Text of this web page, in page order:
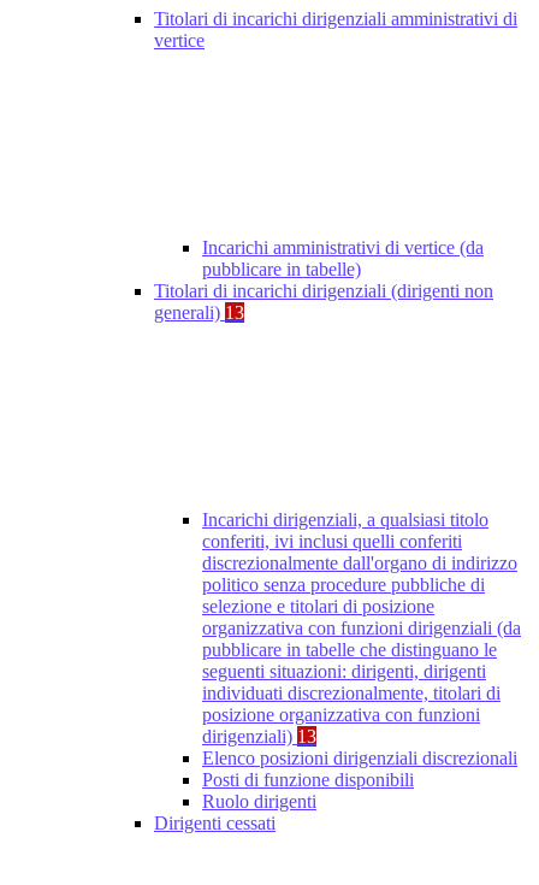
Titolari di incarichi dirigenziali amministrativi di
vertice
Incarichi amministrativi di vertice (da
pubblicare in tabelle)
Titolari di incarichi dirigenziali (dirigenti non
generali) 13
Incarichi dirigenziali, a qualsiasi titolo
conferiti, ivi inclusi quelli conferiti
discrezionalmente dall'organo di indirizzo
politico senza procedure pubbliche di
selezione e titolari di posizione
organizzativa con funzioni dirigenziali (da
pubblicare in tabelle che distinguano le
seguenti situazioni: dirigenti, dirigenti
individuati discrezionalmente, titolari di
posizione organizzativa con funzioni
dirigenziali) 13
Elenco posizioni dirigenziali discrezionali
Posti di funzione disponibili
Ruolo dirigenti
Dirigenti cessati